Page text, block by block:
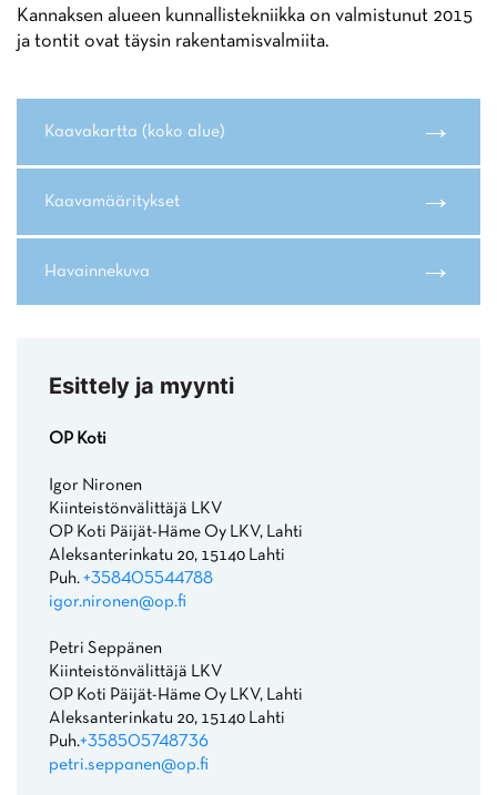
Kannaksen alueen kunnallistekniikka on valmistunut 2015
ja tontit ovat täysin rakentamisvalmiita.
Kaavakartta (koko alue) →
Kaavamääritykset →
Havainnekuva →
Esittely ja myynti
OP Koti
Igor Nironen
Kiinteistönvälittäjä LKV
OP Koti Päijät-Häme Oy LKV, Lahti
Aleksanterinkatu 20, 15140 Lahti
Puh. +358405544788
igor.nironen@op.fi
Petri Seppänen
Kiinteistönvälittäjä LKV
OP Koti Päijät-Häme Oy LKV, Lahti
Aleksanterinkatu 20, 15140 Lahti
Puh.+358505748736
petri.seppanen@op.fi